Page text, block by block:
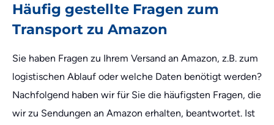
Häufig gestellte Fragen zum
Transport zu Amazon
Sie haben Fragen zu Ihrem Versand an Amazon, z.B. zum
logistischen Ablauf oder welche Daten benötigt werden?
Nachfolgend haben wir für Sie die häufigsten Fragen, die
wir zu Sendungen an Amazon erhalten, beantwortet. Ist